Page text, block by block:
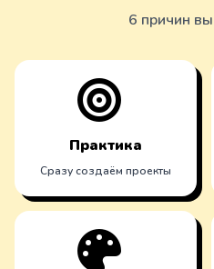
6 причин
Практика
Сразу создаём проекты